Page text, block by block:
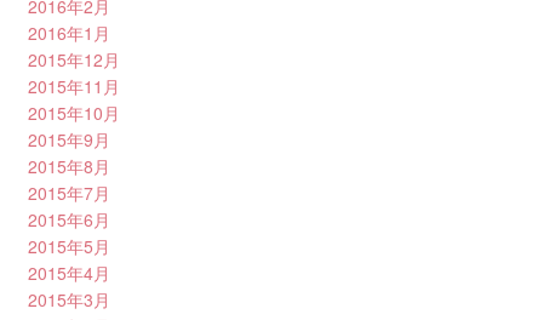
2016年2月
2016年1月
2015年12月
2015年11月
2015年10月
2015年9月
2015年8月
2015年7月
2015年6月
2015年5月
2015年4月
2015年3月